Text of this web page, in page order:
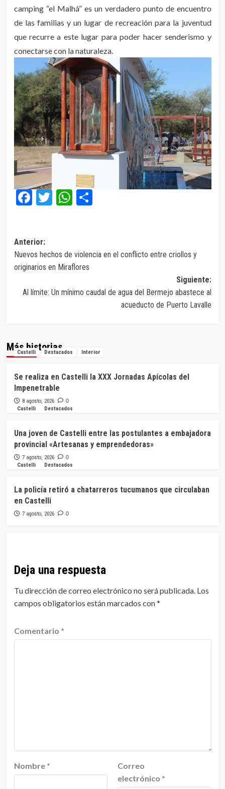
camping “el Malhá” es un verdadero punto de encuentro
de las familias y un lugar de recreación para la juventud
que recurre a este lugar para poder hacer senderismo y
conectarse con la naturaleza.
Facebook
Twitter
WhatsApp
Compartir
Navegación
de
entradas
Anterior:
Nuevos hechos de violencia en el conflicto entre criollos y
originarios en Miraflores
Siguiente:
Al límite: Un mínimo caudal de agua del Bermejo abastece al
acueducto de Puerto Lavalle
Más historias
Castelli Destacados Interior
Se realiza en Castelli la XXX Jornadas Apícolas del
Impenetrable
8 agosto, 2026 0
Castelli Destacados
Una joven de Castelli entre las postulantes a embajadora
provincial «Artesanas y emprendedoras»
7 agosto, 2026 0
Castelli Destacados
La policía retiró a chatarreros tucumanos que circulaban
en Castelli
7 agosto, 2026 0
Deja una respuesta
Tu dirección de correo electrónico no será publicada. Los
campos obligatorios están marcados con*
Comentario *
Nombre *
Correo
electrónico *